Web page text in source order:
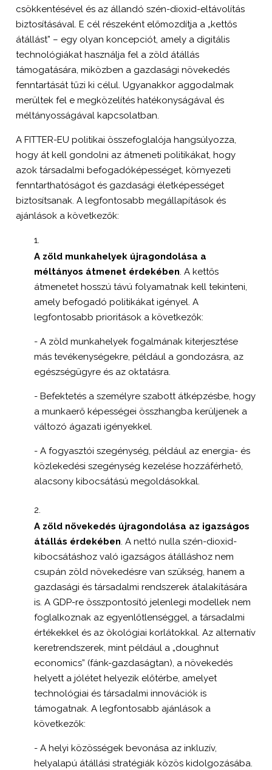
csökkentésével és az állandó szén-dioxid-eltávolítás
biztosításával. E cél részeként előmozdítja a „kettős
átállást” – egy olyan koncepciót, amely a digitális
technológiákat használja fel a zöld átállás
támogatására, miközben a gazdasági növekedés
fenntartását tűzi ki célul. Ugyanakkor aggodalmak
merültek fel e megközelítés hatékonyságával és
méltányosságával kapcsolatban.
A FITTER-EU politikai összefoglalója hangsúlyozza,
hogy át kell gondolni az átmeneti politikákat, hogy
azok társadalmi befogadóképességet, környezeti
fenntarthatóságot és gazdasági életképességet
biztosítsanak. A legfontosabb megállapítások és
ajánlások a következők:
A zöld munkahelyek újragondolása a
méltányos átmenet érdekében. A kettős
átmenetet hosszú távú folyamatnak kell tekinteni,
amely befogadó politikákat igényel. A
legfontosabb prioritások a következők:
- A zöld munkahelyek fogalmának kiterjesztése
más tevékenységekre, például a gondozásra, az
egészségügyre és az oktatásra.
- Befektetés a személyre szabott átképzésbe, hogy
a munkaerő képességei összhangba kerüljenek a
változó ágazati igényekkel.
- A fogyasztói szegénység, például az energia- és
közlekedési szegénység kezelése hozzáférhető,
alacsony kibocsátású megoldásokkal.
A zöld növekedés újragondolása az igazságos
átállás érdekében. A nettó nulla szén-dioxid-
kibocsátáshoz való igazságos átálláshoz nem
csupán zöld növekedésre van szükség, hanem a
gazdasági és társadalmi rendszerek átalakítására
is. A GDP-re összpontosító jelenlegi modellek nem
foglalkoznak az egyenlőtlenséggel, a társadalmi
értékekkel és az ökológiai korlátokkal. Az alternatív
keretrendszerek, mint például a „doughnut
economics” (fánk-gazdaságtan), a növekedés
helyett a jólétet helyezik előtérbe, amelyet
technológiai és társadalmi innovációk is
támogatnak. A legfontosabb ajánlások a
következők:
- A helyi közösségek bevonása az inkluzív,
helyalapú átállási stratégiák közös kidolgozásába.